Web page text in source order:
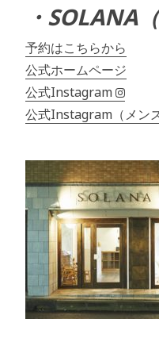
・SOLANA
予約はこちらから
公式ホームページ
公式Instagram
公式Instagram（メン